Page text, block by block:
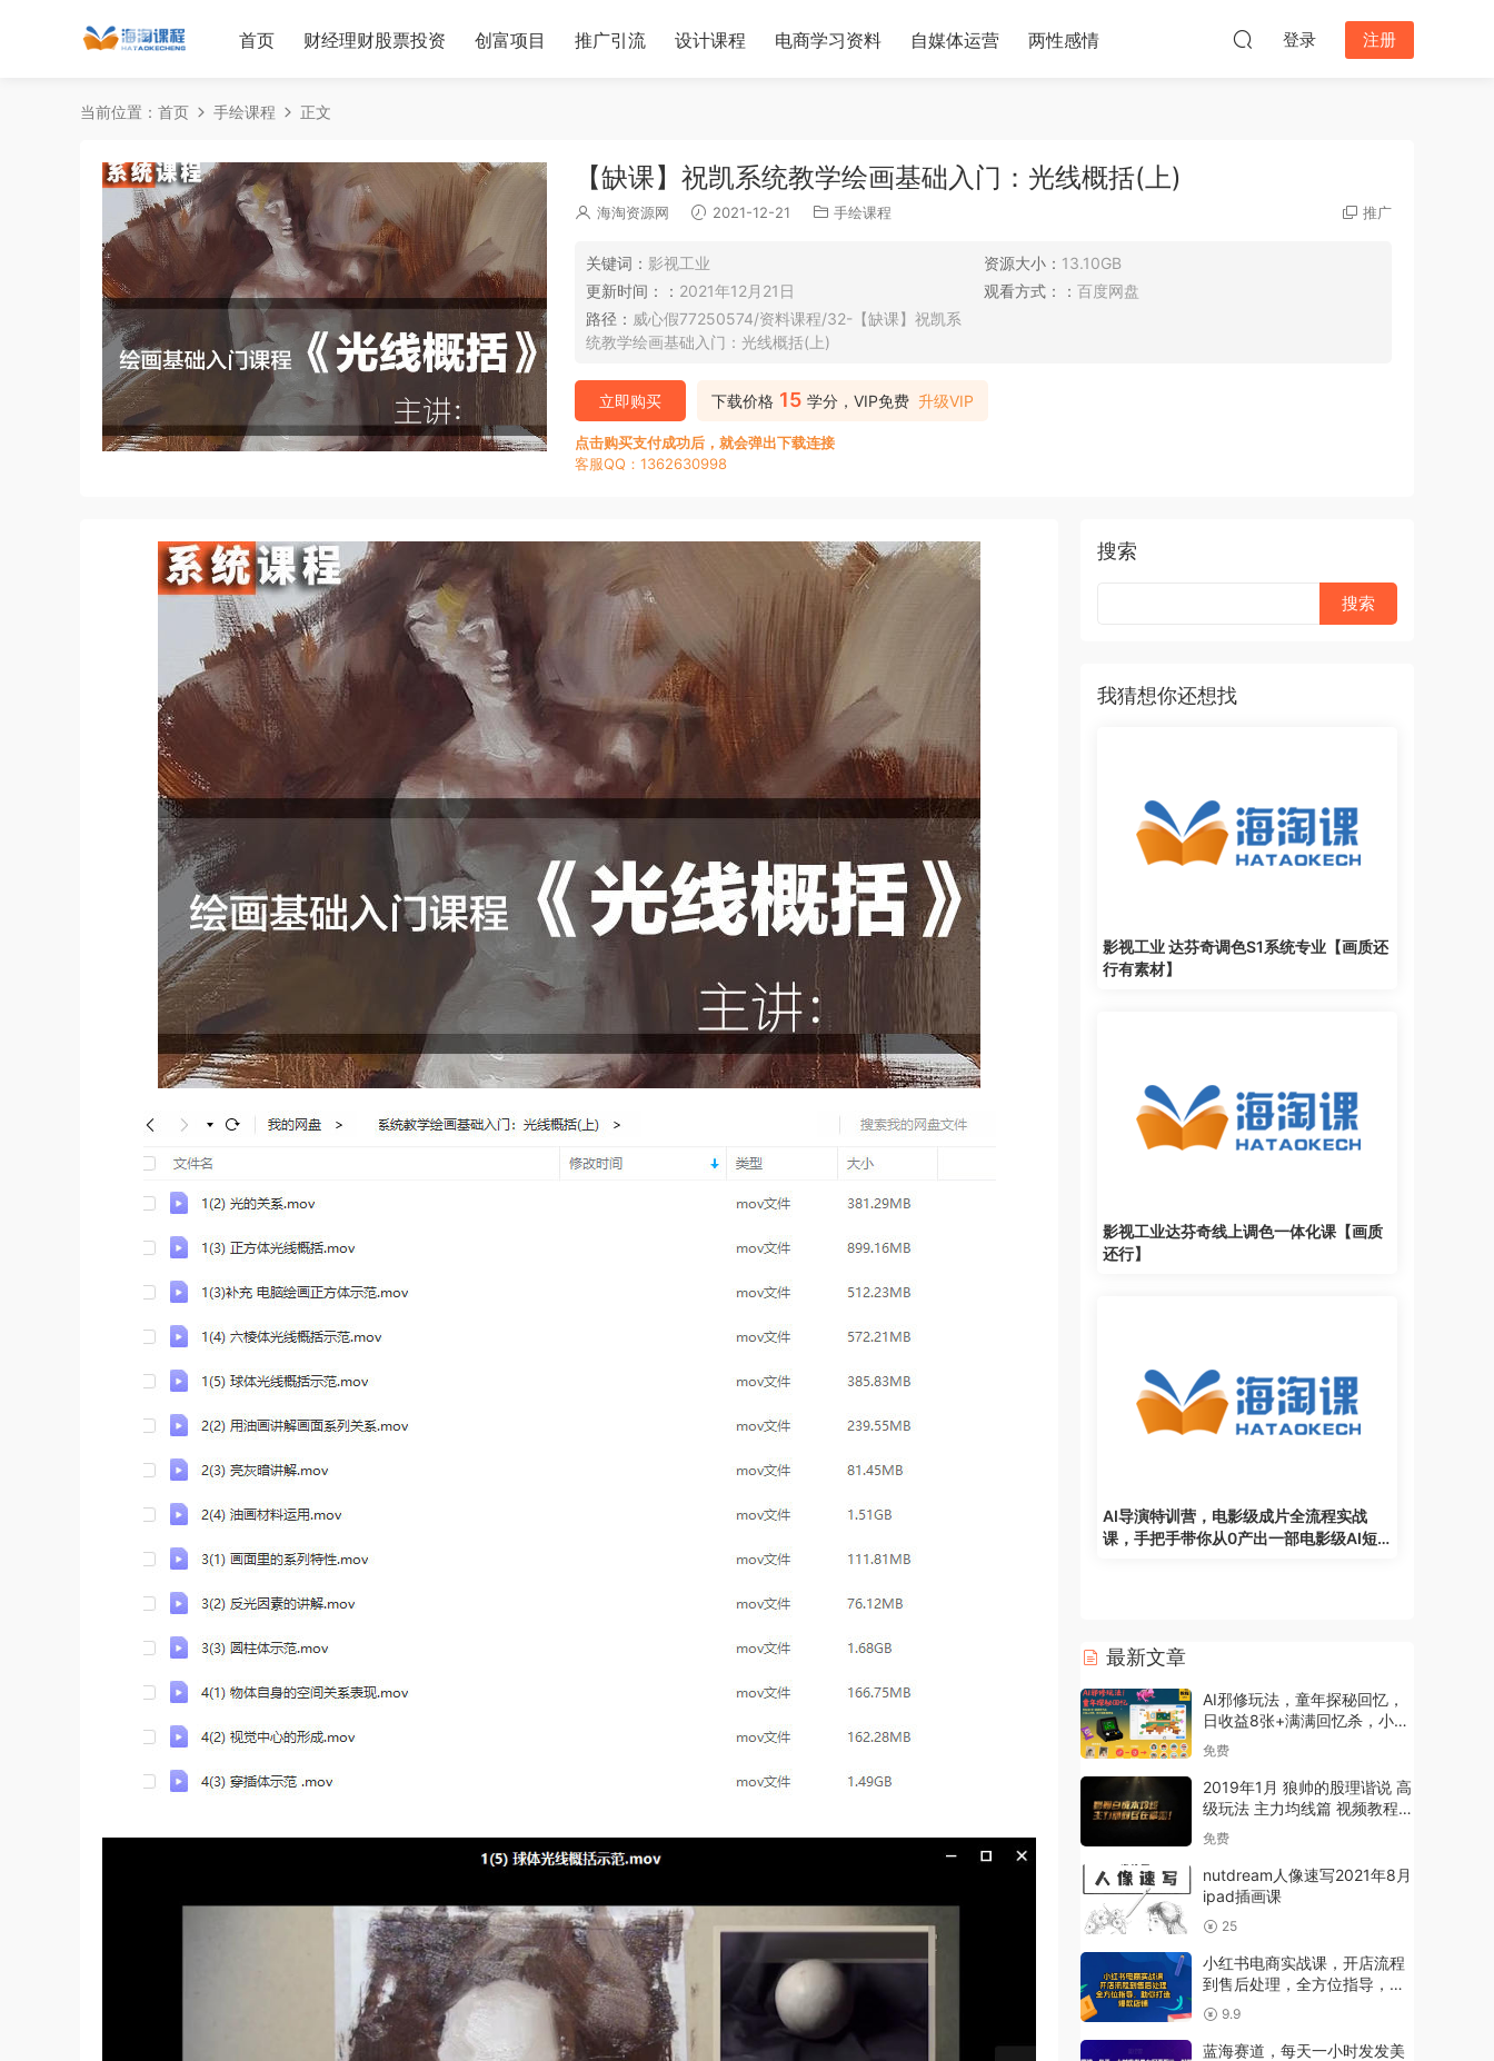
首页 财经理财股票投资 创富项目 推广引流 设计课程 电商学习资料 自媒体运营 两性感情 登录 注册
当前位置： 首页 手绘课程 正文
【缺课】祝凯系统教学绘画基础入门：光线概括(上)
海淘资源网 2021-12-21 手绘课程 推广
关键词： 影视工业 资源大小： 13.10GB
更新时间：： 2021年12月21日 观看方式：： 百度网盘
路径： 威心假77250574/资料课程/32-【缺课】祝凯系
统教学绘画基础入门：光线概括(上)
下载价格 15 学分，VIP免费 升级VIP
立即购买
点击购买支付成功后，就会弹出下载连接
客服QQ：1362630998
搜索
我猜想你还想找
影视工业 达芬奇调色S1系统专业【画质还
行有素材】
影视工业达芬奇线上调色一体化课【画质
还行】
AI导演特训营，电影级成片全流程实战
课，手把手带你从0产出一部电影级AI短
最新文章
AI邪修玩法，童年探秘回忆，
日收益8张+满满回忆杀，小白
上手快，附详细拆解教程
免费
2019年1月 狼帅的股理谐说 高
级玩法 主力均线篇 视频教程
12集
免费
nutdream人像速写2021年8月
ipad插画课
25
小红书电商实战课，开店流程
到售后处理，全方位指导，助
你打造爆款店铺
9.9
蓝海赛道，每天一小时发发美